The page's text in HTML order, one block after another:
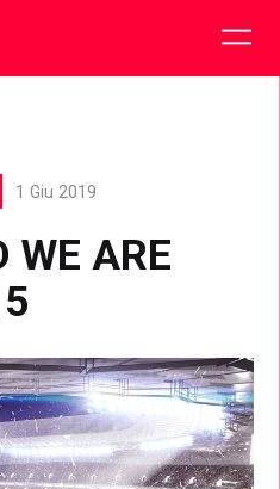
WE ARE
1 Giu 2019